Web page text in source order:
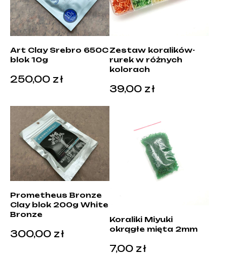
Art Clay Srebro 650C
blok 10g
250,00 zł
Zestaw koralików-
rurek w różnych
kolorach
39,00 zł
Prometheus Bronze
Clay blok 200g White
Bronze
300,00 zł
Koraliki Miyuki
okrągłe mięta 2mm
7,00 zł